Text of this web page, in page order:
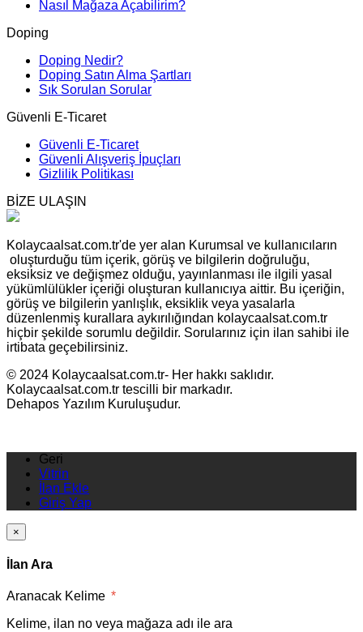
Nasıl Mağaza Açabilirim?
Doping
Doping Nedir?
Doping Satın Alma Şartları
Sık Sorulan Sorular
Güvenli E-Ticaret
Güvenli E-Ticaret
Güvenli Alışveriş İpuçları
Gizlilik Politikası
BİZE ULAŞIN
Kolaycaalsat.com.tr'de yer alan Kurumsal ve kullanıcıların
oluşturduğu tüm içerik, görüş ve bilgilerin doğruluğu,
eksiksiz ve değişmez olduğu, yayınlanması ile ilgili yasal
yükümlülükler içeriği oluşturan kullanıcıya aittir. Bu içeriğin,
görüş ve bilgilerin yanlışlık, eksiklik veya yasalarla
düzenlenmiş kurallara aykırılığından kolaycaalsat.com.tr
hiçbir şekilde sorumlu değildir. Sorularınız için ilan sahibi ile
irtibata geçebilirsiniz.
© 2024 Kolaycaalsat.com.tr- Her hakkı saklıdır.
Kolaycaalsat.com.tr tescilli bir markadır.
Dehapos Yazılım Kuruluşudur.
Geri
Vitrin
İlan Ekle
Giriş Yap
×
İlan Ara
Aranacak Kelime *
Kelime, ilan no veya mağaza adı ile ara